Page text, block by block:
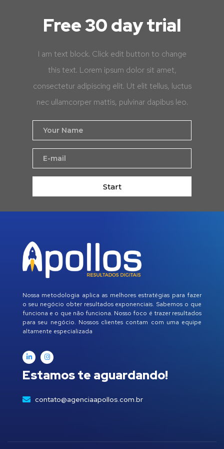
Free 30 day trial
I am text block. Click edit button to change
this text. Lorem ipsum dolor sit amet,
consectetur adipiscing elit. Ut elit tellus, luctus
nec ullamcorper mattis, pulvinar dapibus leo.
Start
Nossa metodologia aplica as melhores estratégias para fazer
o seu negócio obter resultados exponenciais. Sabemos o que
funciona e o que não funciona. Nosso foco é trazer resultados
para seu negócio. Nossos clientes contam com uma equipe
altamente especializada
Estamos te aguardando!
contato@agenciaapollos.com.br